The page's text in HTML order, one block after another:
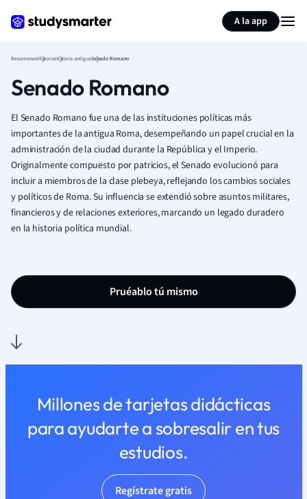
A la app
ResumenesHistoriaHistoria antiguaSenado Romano
Senado Romano
El Senado Romano fue una de las instituciones políticas más
importantes de la antigua Roma, desempeñando un papel crucial en la
administración de la ciudad durante la República y el Imperio.
Originalmente compuesto por patricios, el Senado evolucionó para
incluir a miembros de la clase plebeya, reflejando los cambios sociales
y políticos de Roma. Su influencia se extendió sobre asuntos militares,
financieros y de relaciones exteriores, marcando un legado duradero
en la historia política mundial.
Pruéablo tú mismo
Millones de tarjetas didácticas
para ayudarte a sobresalir en tus
estudios.
Regístrate gratis
Resumir página